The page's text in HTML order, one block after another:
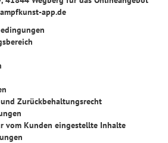
app.de
Zurückbehaltungsrecht
vom Kunden eingestellte Inhalte